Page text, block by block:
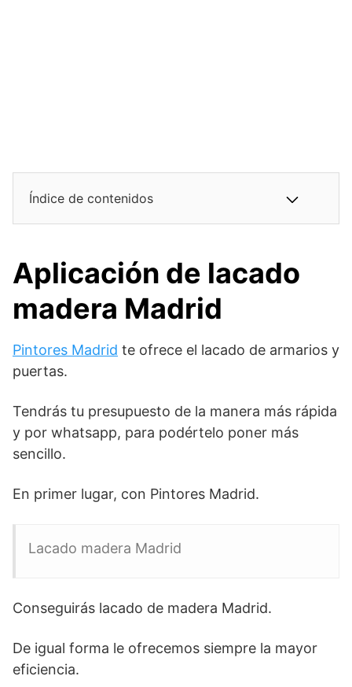
Índice de contenidos
Aplicación de lacado
madera Madrid
Pintores Madrid te ofrece el lacado de armarios y
puertas.
Tendrás tu presupuesto de la manera más rápida
y por whatsapp, para podértelo poner más
sencillo.
En primer lugar, con Pintores Madrid.
Lacado madera Madrid
Conseguirás lacado de madera Madrid.
De igual forma le ofrecemos siempre la mayor
eficiencia.